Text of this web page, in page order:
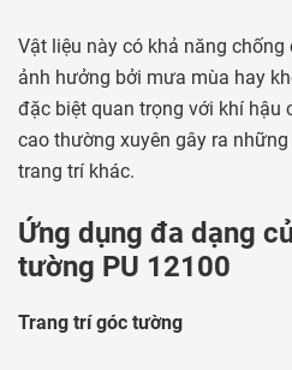
Vật liệu này có khả năng
ảnh hưởng bởi mưa mùa hay
đặc biệt quan trọng với khí hậu
cao thường xuyên gây ra
trang trí khác.
Ứng dụng đa dạng
tường PU 12100
Trang trí góc tường